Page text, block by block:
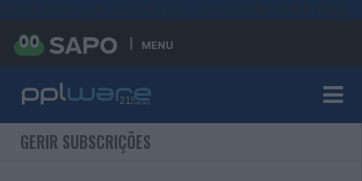
MENU
GERIR SUBSCRIÇÕES